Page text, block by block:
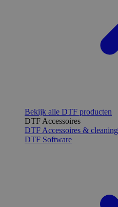
Bekijk alle DTF producten
DTF Accessoires
DTF Accessoires & cleaning
DTF Software